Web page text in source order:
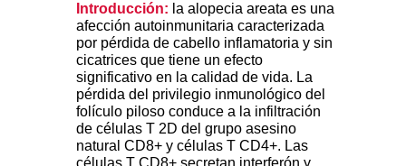
Introducción: la alopecia areata es una
afección autoinmunitaria caracterizada
por pérdida de cabello inflamatoria y sin
cicatrices que tiene un efecto
significativo en la calidad de vida. La
pérdida del privilegio inmunológico del
folículo piloso conduce a la infiltración
de células T 2D del grupo asesino
natural CD8+ y células T CD4+. Las
células T CD8+ secretan interferón γ,